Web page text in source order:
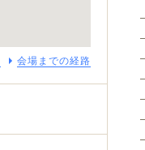
会場までの経路